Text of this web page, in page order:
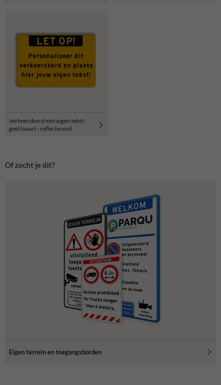
Verkeersbord met eigen tekst -
geel/zwart - reflecterend
Of zocht je dit?
Eigen terrein en toegangsborden